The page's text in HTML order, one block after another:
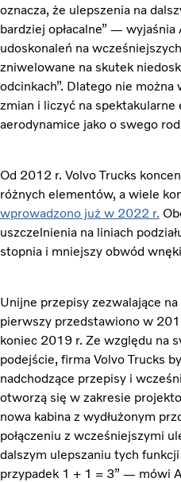
oznacza, że ulepszenia na
bardziej opłacalne” —
udoskonaleń na
zniwelowane na skutek
odcinkach”. Dlatego nie
zmian i liczyć na
aerodynamice jako o swego
Od 2012 r. Volvo Trucks
różnych elementów, a wiele
wprowadzono już w 2022 r.
uszczelnienia na liniach
stopnia i mniejszy obwód wnęki
Unijne przepisy zezwalające na
pierwszy przedstawiono w
koniec 2019 r. Ze względu na
podejście, firma Volvo Trucks
nadchodzące przepisy i
otworzą się w zakresie
nowa kabina z wydłużonym
połączeniu z wcześniejszymi
dalszym ulepszaniu tych funkcji
przypadek 1 + 1 = 3” — mówi